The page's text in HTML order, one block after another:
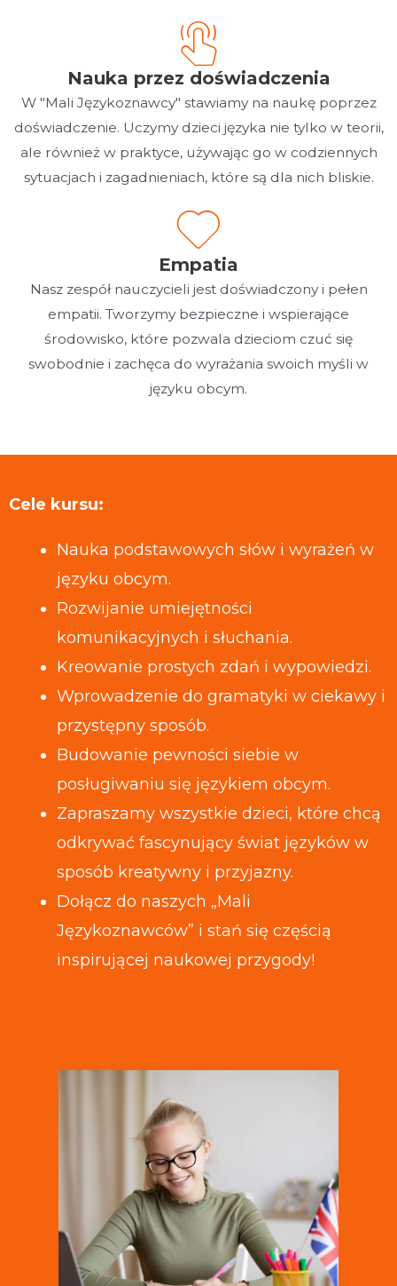
Nauka przez doświadczenia
W "Mali Językoznawcy" stawiamy na naukę poprzez
doświadczenie. Uczymy dzieci języka nie tylko w teorii,
ale również w praktyce, używając go w codziennych
sytuacjach i zagadnieniach, które są dla nich bliskie.
Empatia
Nasz zespół nauczycieli jest doświadczony i pełen
empatii. Tworzymy bezpieczne i wspierające
środowisko, które pozwala dzieciom czuć się
swobodnie i zachęca do wyrażania swoich myśli w
języku obcym.
Cele kursu:
Nauka podstawowych słów i wyrażeń w
języku obcym.
Rozwijanie umiejętności
komunikacyjnych i słuchania.
Kreowanie prostych zdań i wypowiedzi.
Wprowadzenie do gramatyki w ciekawy i
przystępny sposób.
Budowanie pewności siebie w
posługiwaniu się językiem obcym.
Zapraszamy wszystkie dzieci, które chcą
odkrywać fascynujący świat języków w
sposób kreatywny i przyjazny.
Dołącz do naszych „Mali
Językoznawców” i stań się częścią
inspirującej naukowej przygody!